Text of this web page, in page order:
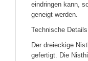
eindringen kann,
geneigt werden.
Technische
Der dreieckige
gefertigt. Die